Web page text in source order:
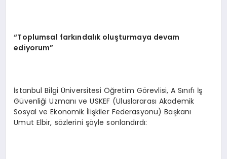
“Toplumsal farkındalık oluşturmaya devam
ediyorum”
İstanbul Bilgi Üniversitesi Öğretim Görevlisi, A Sınıfı İş
Güvenliği Uzmanı ve USKEF (Uluslararası Akademik
Sosyal ve Ekonomik İlişkiler Federasyonu) Başkanı
Umut Elbir, sözlerini şöyle sonlandırdı: